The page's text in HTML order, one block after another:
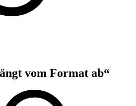
vom Format ab“